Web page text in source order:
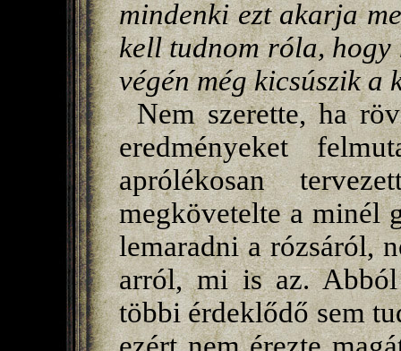
mindenki ezt akarja
kell tudnom róla,
végén még kicsúszik a
Nem szerette, ha
eredményeket
aprólékosan
megkövetelte a minél
lemaradni a rózsáról,
arról, mi is az.
többi érdeklődő sem